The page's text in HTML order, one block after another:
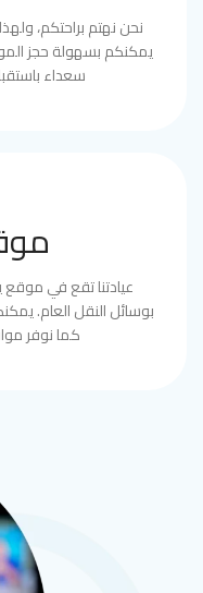
نحن نهتم براحتكم،
يمكنكم بسهولة حجز
سعداء
عيادتنا تقع في موقع
بوسائل النقل العام.
كما نوفر